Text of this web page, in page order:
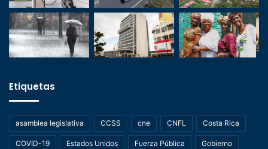
Etiquetas
asamblea legislativa CCSS cne CNFL Costa Rica
COVID-19 Estados Unidos Fuerza Pública Gobierno